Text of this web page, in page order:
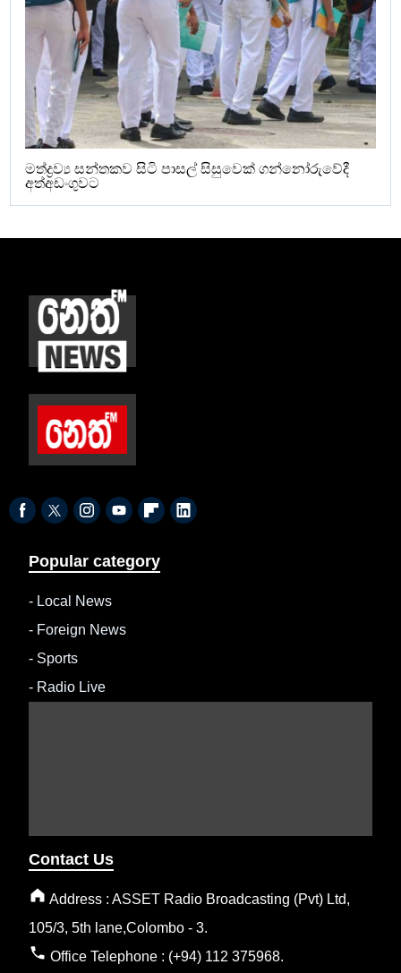
මත්ද්‍රව්‍ය සන්තකව සිටි පාසල් සිසුවෙක් ගන්නෝරුවේදී
අත්අඩංගුවට
Popular category
- Local News
- Foreign News
- Sports
- Radio Live
Contact Us
Address : ASSET Radio Broadcasting (Pvt) Ltd,
105/3, 5th lane,Colombo - 3.
Office Telephone : (+94) 112 375968.